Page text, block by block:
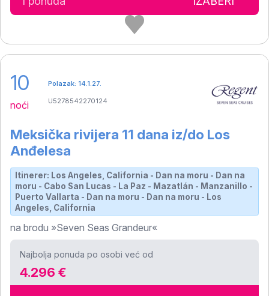
10
noći
Meksička rivijera 11 dana iz/do Los
Anđelesa
Itinerer: Los Angeles, California - Dan na moru - Dan na
moru - Cabo San Lucas - La Paz - Mazatlán - Manzanillo -
Puerto Vallarta - Dan na moru - Dan na moru - Los
Angeles, California
na brodu »Seven Seas Grandeur«
Polazak: 14.1.27.
U5278542270124
Najbolja ponuda po osobi već od
4.296 €